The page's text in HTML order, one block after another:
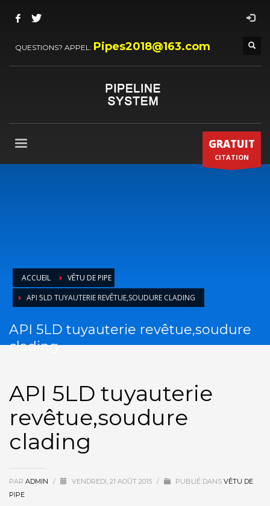
QUESTIONS? APPEL: Pipes2018@163.com
GRATUIT
CITATION
ACCUEIL
VÊTU DE PIPE
API 5LD TUYAUTERIE REVÊTUE,SOUDURE CLADING
API 5LD tuyauterie revêtue,soudure
clading
API 5LD tuyauterie
revêtue,soudure
clading
PAR ADMIN / VENDREDI, 21 AOÛT 2015 / PUBLIÉ DANS VÊTU DE
PIPE